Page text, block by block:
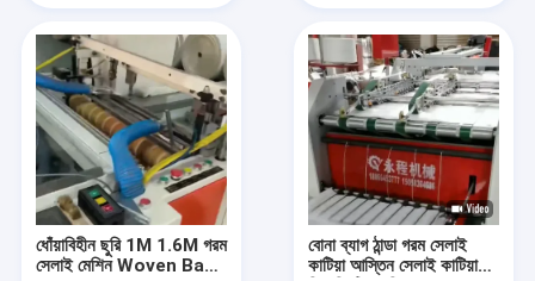
ধোঁয়াবিহীন ছুরি 1M 1.6M গরম
সেলাই মেশিন Woven Bag
বোনা ব্যাগ ঠান্ডা গরম সেলাই
কাটিয়া আস্তিন সেলাই কাটিয়া